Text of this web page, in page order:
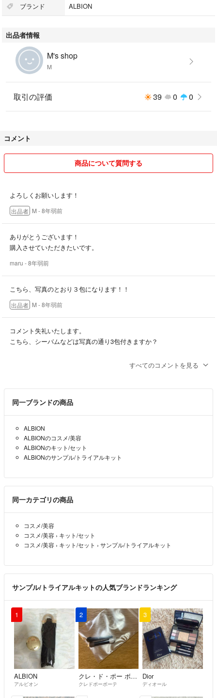
ブランド ALBION
出品者情報
M's shop
M
取引の評価 39 0 0
コメント
商品について質問する
よろしくお願いします！
出品者 M - 8年弱前
ありがとうございます！
購入させていただきたいです。
maru - 8年弱前
こちら、写真のとおり３包になります！！
出品者 M - 8年弱前
コメント失礼いたします。
こちら、シーバムなどは写真の通り3包付きますか？
すべてのコメントを見る
同一ブランドの商品
ALBION
ALBIONのコスメ/美容
ALBIONのキット/セット
ALBIONのサンプル/トライアルキット
同一カテゴリの商品
コスメ/美容
コスメ/美容 › キット/セット
コスメ/美容 › キット/セット › サンプル/トライアルキット
サンプル/トライアルキットの人気ブランドランキング
1
ALBION
アルビオン
2
クレ・ド・ポー ボーテ
クレドポーボーテ
3
Dior
ディオール